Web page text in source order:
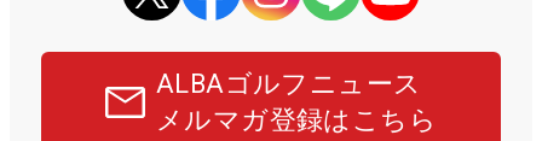
ALBAゴルフニュース
メルマガ登録はこちら